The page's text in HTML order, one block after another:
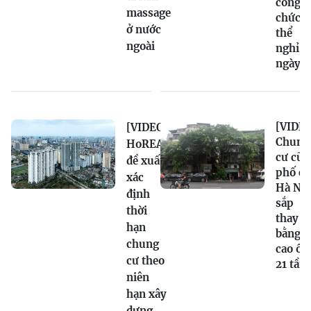
massage
ở nước
ngoài
chức
thể
nghỉ
ngày
[VIDEO]
HoREA
đề xuất
xác
định
thời
hạn
chung
cư theo
niên
hạn xây
Chung
cư cũ
phố cổ
Hà Nội
sắp
thay
bằng
cao ốc
21